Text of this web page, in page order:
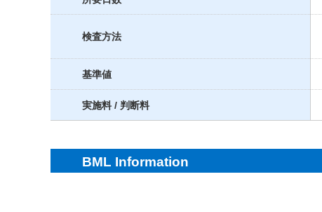
検査方法
基準値
実施料 / 判断料
BML Information